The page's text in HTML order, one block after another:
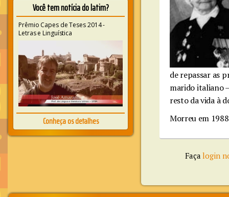
Você tem notícia do latim?
Prêmio Capes de Teses 2014 -
Letras e Linguística
Conheça os detalhes
de repassar as
marido italiano
resto da vida à
Morreu em
Façalogin